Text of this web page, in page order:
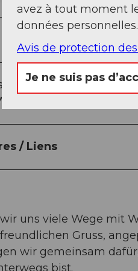
- Wiler bei
- Gurtnellen -
/ Liens
uns viele Wege mit
Gruss,
wir gemeinsam
bist.
avez à tout moment
données personnelles.
Avis de protection
Je ne suis pas